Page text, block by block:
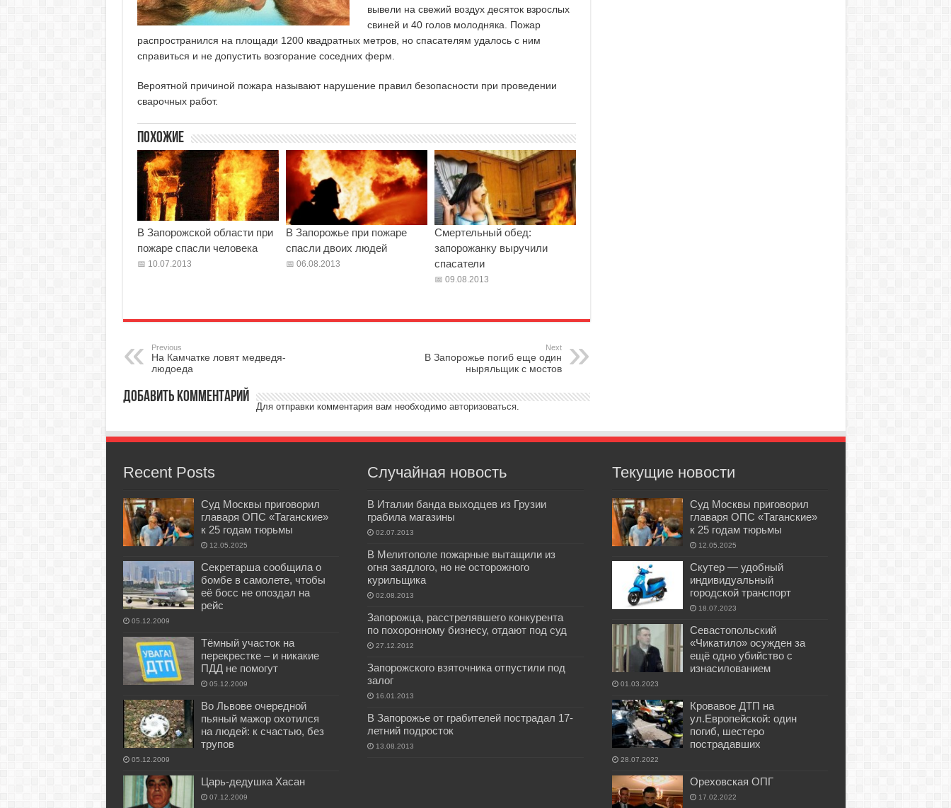
вывели на свежий воздух десяток взрослых
свиней и 40 голов молодняка. Пожар
распространился на площади 1200 квадратных метров, но спасателям удалось с ним
справиться и не допустить возгорание соседних ферм.
Вероятной причиной пожара называют нарушение правил безопасности при проведении
сварочных работ.
Похожие
В Запорожской области при
пожаре спасли человека
10.07.2013
В Запорожье при пожаре
спасли двоих людей
06.08.2013
Смертельный обед:
запорожанку выручили
спасатели
09.08.2013
Previous
На Камчатке ловят медведя-
людоеда
Next
В Запорожье погиб еще один
ныряльщик с мостов
Добавить комментарий
Для отправки комментария вам необходимо авторизоваться.
Recent Posts
Суд Москвы приговорил
главаря ОПС «Таганские»
к 25 годам тюрьмы
12.05.2025
Секретарша сообщила о
бомбе в самолете, чтобы
её босс не опоздал на
рейс
05.12.2009
Тёмный участок на
перекрестке – и никакие
ПДД не помогут
05.12.2009
Во Львове очередной
пьяный мажор охотился
на людей: к счастью, без
трупов
05.12.2009
Царь-дедушка Хасан
07.12.2009
Случайная новость
В Италии банда выходцев из Грузии
грабила магазины
02.07.2013
В Мелитополе пожарные вытащили из
огня заядлого, но не осторожного
курильщика
02.08.2013
Запорожца, расстрелявшего конкурента
по похоронному бизнесу, отдают под суд
27.12.2012
Запорожского взяточника отпустили под
залог
16.01.2013
В Запорожье от грабителей пострадал 17-
летний подросток
13.08.2013
Текущие новости
Суд Москвы приговорил
главаря ОПС «Таганские»
к 25 годам тюрьмы
12.05.2025
Скутер — удобный
индивидуальный
городской транспорт
18.07.2023
Севастопольский
«Чикатило» осужден за
ещё одно убийство с
изнасилованием
01.03.2023
Кровавое ДТП на
ул.Европейской: один
погиб, шестеро
пострадавших
28.07.2022
Ореховская ОПГ
17.02.2022